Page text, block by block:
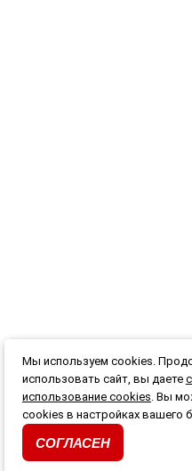
Мы используем cookies.
использовать сайт, вы даете
использование cookies. Вы
cookies в настройках вашего
СОГЛАСЕН